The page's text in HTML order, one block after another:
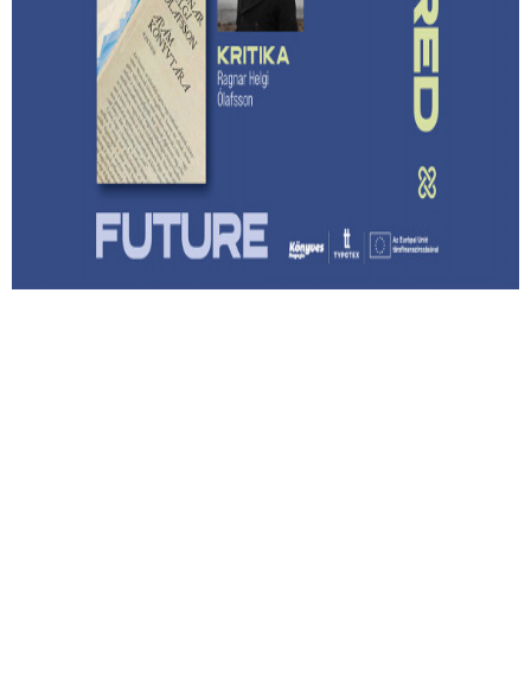
Lehet-e izgalmas egy
hagyatékfelszámolás? – Ragnar Helgi
Ólafsson: Apám könyvtára
Megmenthető-e a feledéstől mindaz, ami számunkra
értékes akkor, ha írunk róla?